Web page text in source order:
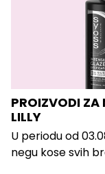
PROIZVODI ZA
LILLY
U periodu od
negu kose svih